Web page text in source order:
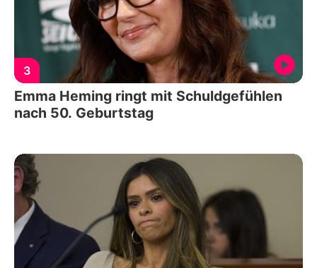
3
Emma Heming ringt mit Schuldgefühlen
nach 50. Geburtstag